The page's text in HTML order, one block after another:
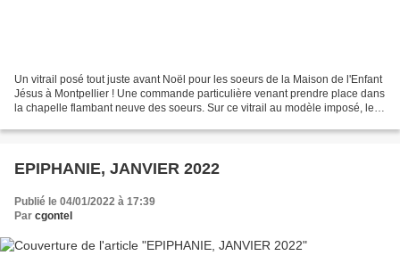
Un vitrail posé tout juste avant Noël pour les soeurs de la Maison de l'Enfant
Jésus à Montpellier ! Une commande particulière venant prendre place dans
la chapelle flambant neuve des soeurs. Sur ce vitrail au modèle imposé, le
EPIPHANIE, JANVIER 2022
Publié le 04/01/2022 à 17:39
Par cgontel